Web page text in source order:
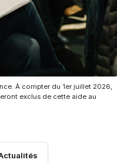
À compter du 1er juillet 2026,
exclus de cette aide au